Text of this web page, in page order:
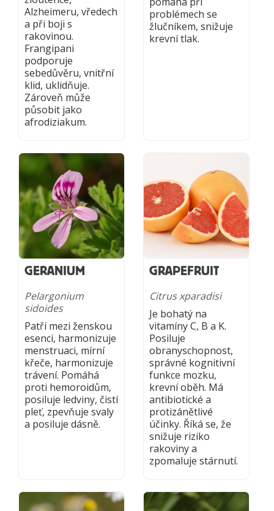
Alzheimeru, vředech
a při boji s
rakovinou.
Frangipani
podporuje
sebedůvěru, vnitřní
klid, uklidňuje.
Zároveň může
působit jako
afrodiziakum.
problémech se
žlučníkem, snižuje
krevní tlak.
GERANIUM
Pelargonium
sidoides
Patří mezi ženskou
esenci, harmonizuje
menstruaci, mírní
křeče, harmonizuje
trávení. Pomáhá
proti hemoroidům,
posiluje ledviny, čistí
pleť, zpevňuje svaly
a posiluje dásně.
GRAPEFRUIT
Citrus xparadisi
Je bohatý na
vitamíny C, B a K.
Posiluje
obranyschopnost,
správné kognitivní
funkce mozku,
krevní oběh. Má
antibiotické a
protizánětlivé
účinky. Říká se, že
snižuje riziko
rakoviny a
zpomaluje stárnutí.